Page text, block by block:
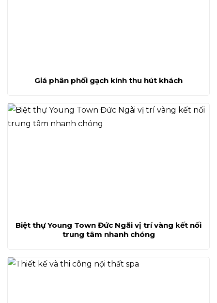
Giá phân phối gạch kính thu hút khách
Biệt thự Young Town Đức Ngãi vị trí vàng kết nối
trung tâm nhanh chóng